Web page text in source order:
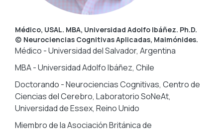
Médico, USAL. MBA, Universidad Adolfo Ibáñez. Ph.D.
(c) Neurociencias Cognitivas Aplicadas, Maimónides.
Médico - Universidad del Salvador, Argentina
MBA - Universidad Adolfo Ibáñez, Chile
Doctorando - Neurociencias Cognitivas, Centro de
Ciencias del Cerebro, Laboratorio SoNeAt,
Universidad de Essex, Reino Unido
Miembro de la Asociación Británica de